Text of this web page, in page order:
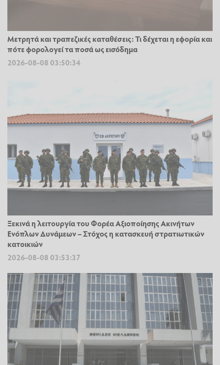
Μετρητά και τραπεζικές καταθέσεις: Τι δέχεται η εφορία και
πότε φορολογεί τα ποσά ως εισόδημα
2026-08-08 03:50:34
Ξεκινά η λειτουργία του Φορέα Αξιοποίησης Ακινήτων
Ενόπλων Δυνάμεων – Στόχος η κατασκευή στρατιωτικών
κατοικιών
2026-08-08 03:53:37